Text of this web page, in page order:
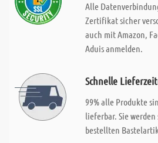
Alle
Zertifikat sicher
auch mit Amazon,
Aduis anmelden.
Schnelle
99% alle Produkte
lieferbar. Sie
bestellten